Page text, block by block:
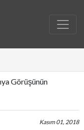
Görüşünün
Kasım 01, 2018